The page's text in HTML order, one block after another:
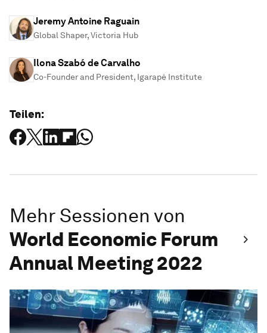
Jeremy Antoine Raguain
Global Shaper, Victoria Hub
Ilona Szabó de Carvalho
Co-Founder and President, Igarapé Institute
Teilen:
Mehr Sessionen von
World Economic Forum
Annual Meeting 2022